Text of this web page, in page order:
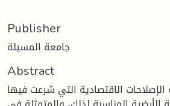
Publisher
جامعة المسيلة
Abstract
الاقتصادية التي شرعت فيها